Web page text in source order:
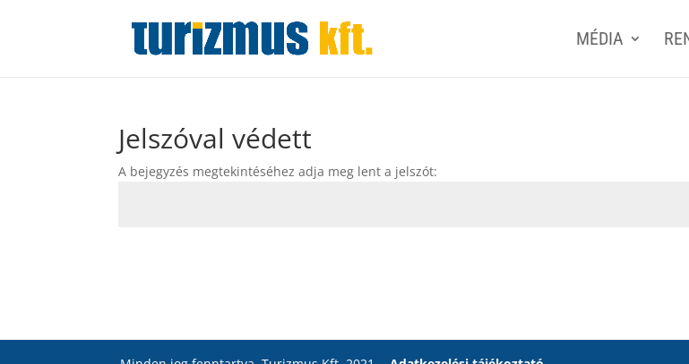
MÉDIA
Jelszóval védett
A bejegyzés megtekintéséhez adja meg lent a jelszót: